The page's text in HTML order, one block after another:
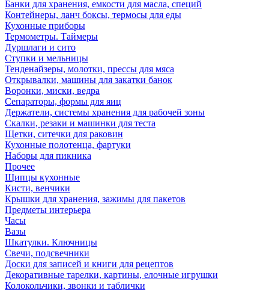
Банки для хранения, емкости для масла, специй
Контейнеры, ланч боксы, термосы для еды
Кухонные приборы
Термометры. Таймеры
Дуршлаги и сито
Ступки и мельницы
Тенденайзеры, молотки, прессы для мяса
Открывалки, машины для закатки банок
Воронки, миски, ведра
Сепараторы, формы для яиц
Держатели, системы хранения для рабочей зоны
Скалки, резаки и машинки для теста
Щетки, ситечки для раковин
Кухонные полотенца, фартуки
Наборы для пикника
Прочее
Щипцы кухонные
Кисти, венчики
Крышки для хранения, зажимы для пакетов
Предметы интерьера
Часы
Вазы
Шкатулки. Ключницы
Свечи, подсвечники
Доски для записей и книги для рецептов
Декоративные тарелки, картины, елочные игрушки
Колокольчики, звонки и таблички